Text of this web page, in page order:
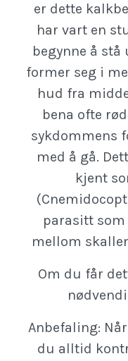
er dette
har vart en
begynne å
former seg i
hud fra
bena ofte
sykdommens
med å gå.
kjent
parasitt
mellom
Om du får
Anbefaling:
du alltid